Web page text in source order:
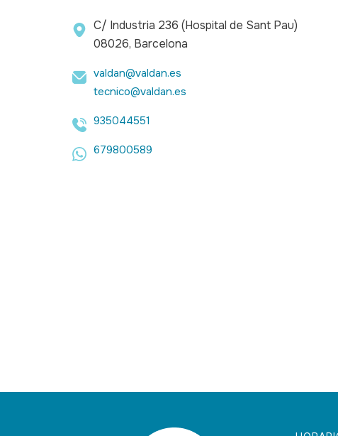
C/ Industria 236 (Hospital de Sant Pau)
08026, Barcelona
valdan@valdan.es
tecnico@valdan.es
935044551
679800589